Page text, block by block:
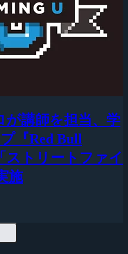
が講師を担当、学
『Red Bull
ストリートファイ
施